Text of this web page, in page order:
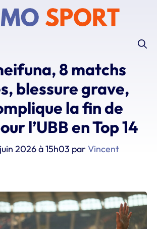
8 matchs
blessure grave,
la fin de
l’UBB en Top 14
2026 à 15h03 par Vincent